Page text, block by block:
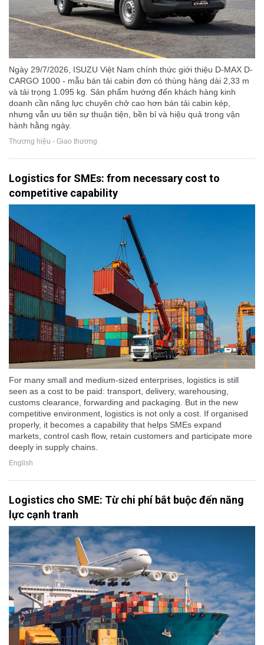
Ngày 29/7/2026, ISUZU Việt Nam chính thức giới thiệu D-MAX D-
CARGO 1000 - mẫu bán tải cabin đơn có thùng hàng dài 2,33 m
và tải trọng 1.095 kg. Sản phẩm hướng đến khách hàng kinh
doanh cần năng lực chuyên chở cao hơn bán tải cabin kép,
nhưng vẫn ưu tiên sự thuận tiện, bền bỉ và hiệu quả trong vận
hành hằng ngày.
Thương hiệu - Giao thương
Logistics for SMEs: from necessary cost to
competitive capability
For many small and medium-sized enterprises, logistics is still
seen as a cost to be paid: transport, delivery, warehousing,
customs clearance, forwarding and packaging. But in the new
competitive environment, logistics is not only a cost. If organised
properly, it becomes a capability that helps SMEs expand
markets, control cash flow, retain customers and participate more
deeply in supply chains.
English
Logistics cho SME: Từ chi phí bắt buộc đến năng
lực cạnh tranh